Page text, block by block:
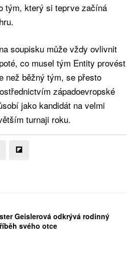
tým, který si teprve začíná
soupisku může vždy ovlivnit
co musel tým Entity provést
než běžný tým, se přesto
západoevropské
jako kandidát na velmi
turnaji roku.
Geislerová odkrývá rodinný
svého otce